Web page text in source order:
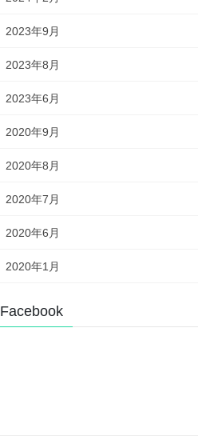
2023年9月
2023年8月
2023年6月
2020年9月
2020年8月
2020年7月
2020年6月
2020年1月
Facebook